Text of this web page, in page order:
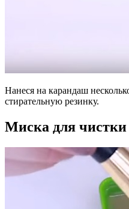
Нанеся на карандаш
стирательную резинку.
Миска для чистки